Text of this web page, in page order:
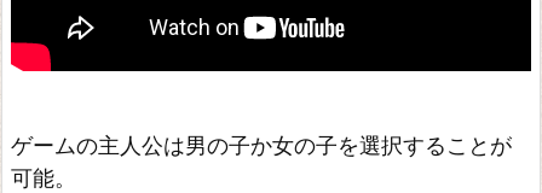
ゲームの主人公は男の子か女の子を選択することが
可能。